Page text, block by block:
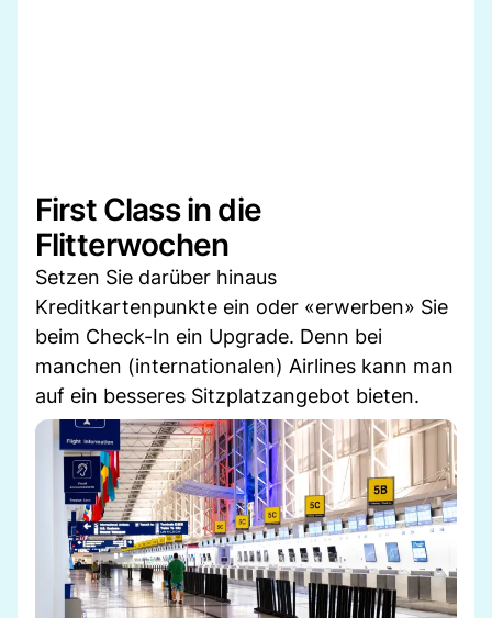
First Class in die
Flitterwochen
Setzen Sie darüber hinaus
Kreditkartenpunkte ein oder «erwerben» Sie
beim Check-In ein Upgrade. Denn bei
manchen (internationalen) Airlines kann man
auf ein besseres Sitzplatzangebot bieten.